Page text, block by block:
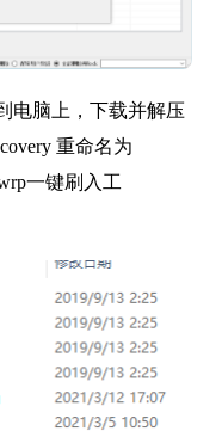
电脑上，下载并解压
重命名为
一键刷入工